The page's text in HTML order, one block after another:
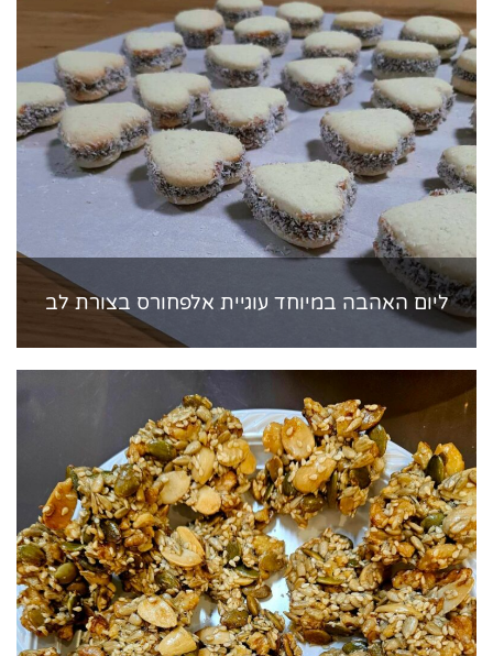
ליום האהבה במיוחד עוגיית אלפחורס בצורת לב